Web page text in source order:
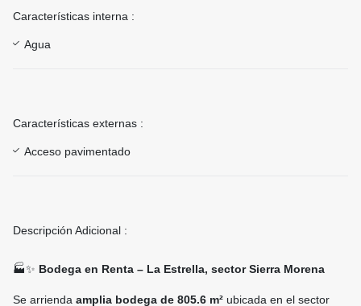
Características interna :
Agua
Características externas :
Acceso pavimentado
Descripción Adicional :
🏭✨ Bodega en Renta – La Estrella, sector Sierra Morena
Se arrienda amplia bodega de 805.6 m² ubicada en el sector